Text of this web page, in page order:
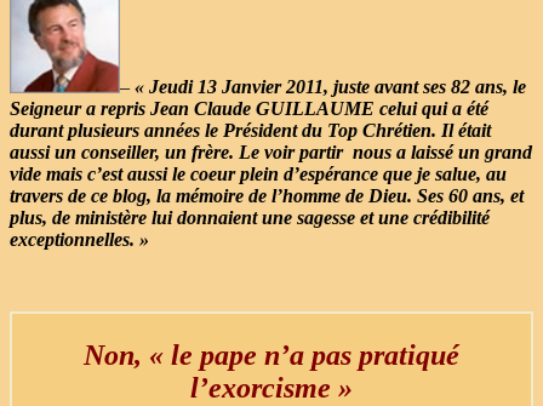
– « Jeudi 13 Janvier 2011, juste avant ses 82 ans, le
Seigneur a repris Jean Claude GUILLAUME celui qui a été
durant plusieurs années le Président du Top Chrétien. Il était
aussi un conseiller, un frère. Le voir partir nous a laissé un grand
vide mais c’est aussi le coeur plein d’espérance que je salue, au
travers de ce blog, la mémoire de l’homme de Dieu. Ses 60 ans, et
plus, de ministère lui donnaient une sagesse et une crédibilité
exceptionnelles. »
Non, « le pape n’a pas pratiqué
l’exorcisme »